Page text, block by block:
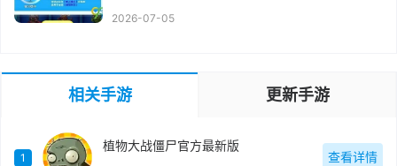
2026-07-05
相关手游 更新手游
1
植物大战僵尸官方最新版
查看详情